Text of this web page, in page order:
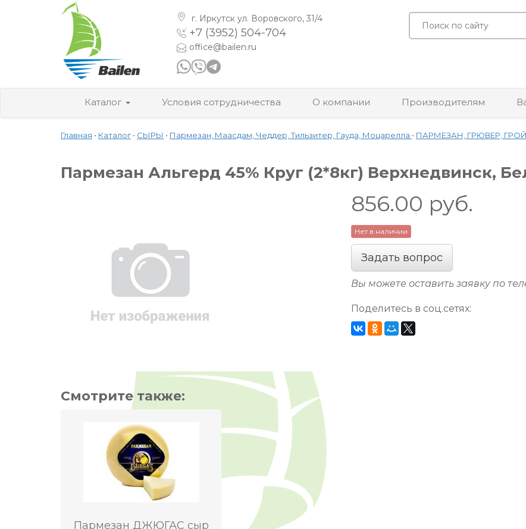
г. Иркутск ул. Воровского, 31/4
+7 (3952) 504-704
office@bailen.ru
Каталог Условия сотрудничества О компании Производителям
Главная • Каталог • СЫРЫ • Пармезан, Маасдам, Чеддер, Тильзитер, Гауда, Моцарелла • ПАРМЕЗАН, ГРЮВЕР,
Пармезан Альгерд 45% Круг (2*8кг) Верхнедвинск,
856.00 руб.
Нет в наличии
Задать вопрос
Вы можете оставить заявку по
Поделитесь в соц.сетях:
Смотрите также:
Пармезан ДЖЮГАС сыр